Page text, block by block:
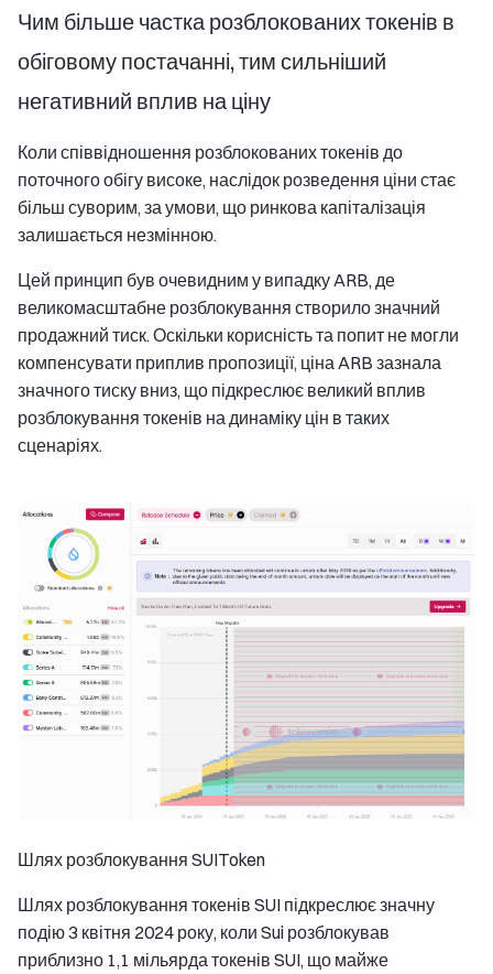
Чим більше частка розблокованих токенів в
обіговому постачанні, тим сильніший
негативний вплив на ціну
Коли співвідношення розблокованих токенів до
поточного обігу високе, наслідок розведення ціни стає
більш суворим, за умови, що ринкова капіталізація
залишається незмінною.
Цей принцип був очевидним у випадку ARB, де
великомасштабне розблокування створило значний
продажний тиск. Оскільки корисність та попит не могли
компенсувати приплив пропозиції, ціна ARB зазнала
значного тиску вниз, що підкреслює великий вплив
розблокування токенів на динаміку цін в таких
сценаріях.
Шлях розблокування SUIToken
Шлях розблокування токенів SUI підкреслює значну
подію 3 квітня 2024 року, коли Sui розблокував
приблизно 1,1 мільярда токенів SUI, що майже